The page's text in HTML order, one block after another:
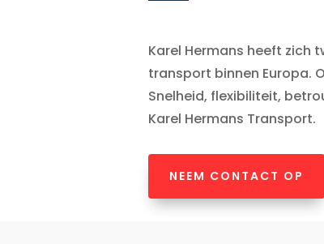
Karel Hermans heeft zich
transport binnen Europa.
Snelheid, flexibiliteit,
Karel Hermans Transport.
NEEM CONTACT OP